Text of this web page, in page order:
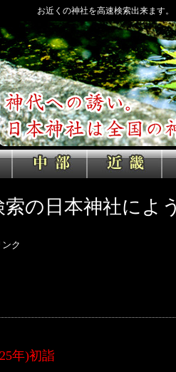
お近くの神社を高速検索出来ます。
の日本神社によ
ク
年)初詣